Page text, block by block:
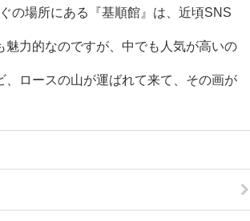
の場所にある『基順館』は、近頃SNS
魅力的なのですが、中でも人気が高いの
ロースの山が運ばれて来て、その画が